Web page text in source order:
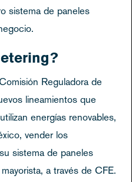
sistema de paneles
Reguladora de
lineamientos que
energías renovables,
vender los
sistema de paneles
a través de CFE.